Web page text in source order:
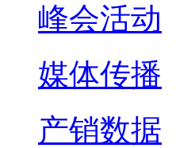
峰会活动
媒体传播
产销数据